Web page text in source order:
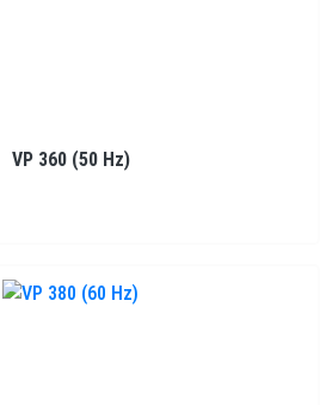
VP 360 (50 Hz)